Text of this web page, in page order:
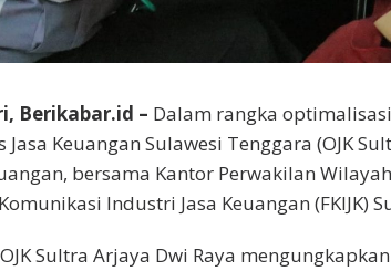
Berikabar.id – Dalam rangka
Jasa Keuangan Sulawesi Tenggara (OJK
bersama Kantor Perwakilan
Industri Jasa Keuangan (FKIJK)
Sultra Arjaya Dwi Raya